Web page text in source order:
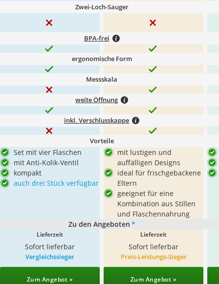
Zwei-Loch-Sauger
BPA-frei
ergonomische Form
Messskala
weite Öffnung
inkl. Verschlusskappe
Vorteile
Set mit vier Flaschen
mit Anti-Kolik-Ventil
kompakt
auch drei Stück verfügbar
mit lustigen und
auffälligen Designs
ideal für frischgebackene
Eltern
geeignet für eine
Kombination aus Stillen
und Flaschennahrung
Zu den Angeboten *
Lieferzeit
Sofort lieferbar
Lieferzeit
Sofort lieferbar
Vergleichssieger
Zum Angebot »
Preis-Leistungs-Sieger
Zum Angebot »